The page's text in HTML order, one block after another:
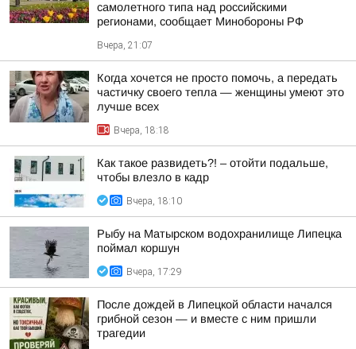
самолетного типа над российскими
регионами, сообщает Минобороны РФ
Вчера, 21:07
Когда хочется не просто помочь, а передать
частичку своего тепла — женщины умеют это
лучше всех
Вчера, 18:18
Как такое развидеть?! – отойти подальше,
чтобы влезло в кадр
Вчера, 18:10
Рыбу на Матырском водохранилище Липецка
поймал коршун
Вчера, 17:29
После дождей в Липецкой области начался
грибной сезон — и вместе с ним пришли
трагедии